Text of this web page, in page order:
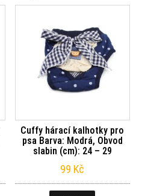
Cuffy hárací kalhotky pro
psa Barva: Modrá, Obvod
slabin (cm): 24 – 29
99 Kč